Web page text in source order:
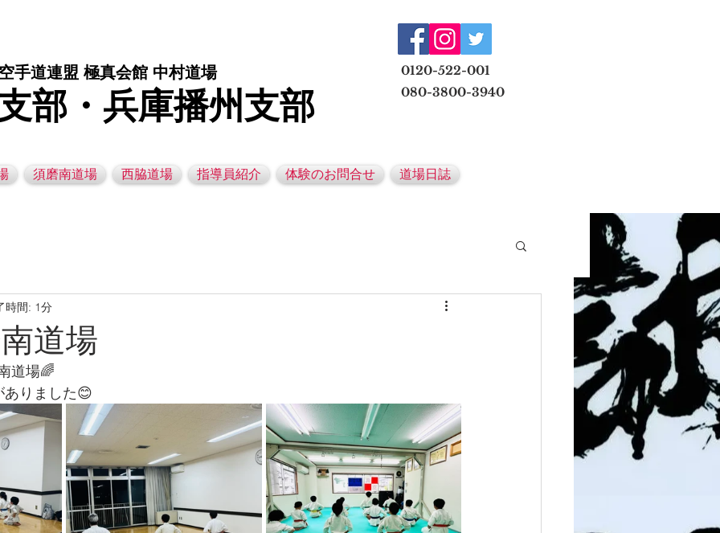
手道連盟 極真会館 中村道場
部・兵庫播州支部
0120-522-001
080-3800-3940
須磨南道場 西脇道場 指導員紹介 体験のお問合せ 道場日誌
道場
時間: 1分
道場🌈
りました😊